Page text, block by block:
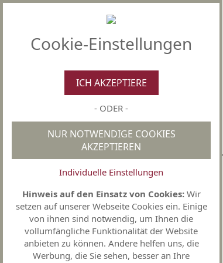
Allgemeine Sprechzeiten
Montag bis Freitag
8.00 - 12.00 Uhr
Montag nach Vereinbarung
15.30 - 18.00 Uhr
Telefon:05556 - 91 32 3
Notfalltelefon
Für den Fall der Fälle
ärztlichen Bereitschaftsdiensterreichen
Sie unter derRufnummer 116 117.
Cookie-Einstellungen
ICH AKZEPTIERE
- ODER -
NUR NOTWENDIGE COOKIES
AKZEPTIEREN
Individuelle Einstellungen
Hinweis auf den Einsatz von Cookies:Wir
setzen auf unserer Webseite Cookies ein. Einige
von ihnen sind notwendig, um Ihnen die
vollumfängliche Funktionalität der Website
anbieten zu können. Andere helfen uns, die
Werbung, die Sie sehen, besser an Ihre